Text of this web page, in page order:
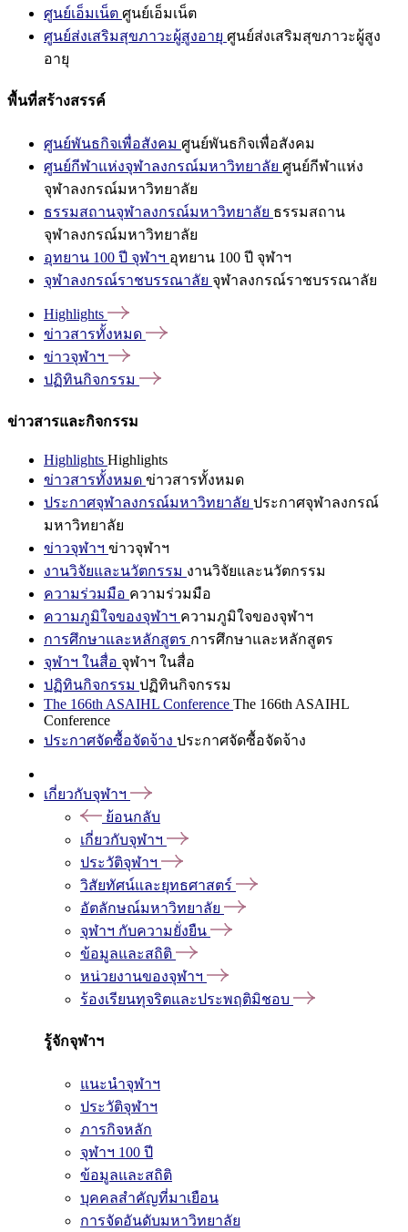
ศูนย์เอ็มเน็ต ศูนย์เอ็มเน็ต
ศูนย์ส่งเสริมสุขภาวะผู้สูงอายุ ศูนย์ส่งเสริมสุขภาวะผู้สูง
อายุ
พื้นที่สร้างสรรค์
ศูนย์พันธกิจเพื่อสังคม ศูนย์พันธกิจเพื่อสังคม
ศูนย์กีฬาแห่งจุฬาลงกรณ์มหาวิทยาลัย ศูนย์กีฬาแห่ง
จุฬาลงกรณ์มหาวิทยาลัย
ธรรมสถานจุฬาลงกรณ์มหาวิทยาลัย ธรรมสถาน
จุฬาลงกรณ์มหาวิทยาลัย
อุทยาน 100 ปี จุฬาฯ อุทยาน 100 ปี จุฬาฯ
จุฬาลงกรณ์ราชบรรณาลัย จุฬาลงกรณ์ราชบรรณาลัย
Highlights
ข่าวสารทั้งหมด
ข่าวจุฬาฯ
ปฏิทินกิจกรรม
ข่าวสารและกิจกรรม
Highlights Highlights
ข่าวสารทั้งหมด ข่าวสารทั้งหมด
ประกาศจุฬาลงกรณ์มหาวิทยาลัย ประกาศจุฬาลงกรณ์
มหาวิทยาลัย
ข่าวจุฬาฯ ข่าวจุฬาฯ
งานวิจัยและนวัตกรรม งานวิจัยและนวัตกรรม
ความร่วมมือ ความร่วมมือ
ความภูมิใจของจุฬาฯ ความภูมิใจของจุฬาฯ
การศึกษาและหลักสูตร การศึกษาและหลักสูตร
จุฬาฯ ในสื่อ จุฬาฯ ในสื่อ
ปฏิทินกิจกรรม ปฏิทินกิจกรรม
The 166th ASAIHL Conference The 166th ASAIHL
Conference
ประกาศจัดซื้อจัดจ้าง ประกาศจัดซื้อจัดจ้าง
เกี่ยวกับจุฬาฯ
ย้อนกลับ
เกี่ยวกับจุฬาฯ
ประวัติจุฬาฯ
วิสัยทัศน์และยุทธศาสตร์
อัตลักษณ์มหาวิทยาลัย
จุฬาฯ กับความยั่งยืน
ข้อมูลและสถิติ
หน่วยงานของจุฬาฯ
ร้องเรียนทุจริตและประพฤติมิชอบ
รู้จักจุฬาฯ
แนะนำจุฬาฯ
ประวัติจุฬาฯ
ภารกิจหลัก
จุฬาฯ 100 ปี
ข้อมูลและสถิติ
บุคคลสำคัญที่มาเยือน
การจัดอันดับมหาวิทยาลัย